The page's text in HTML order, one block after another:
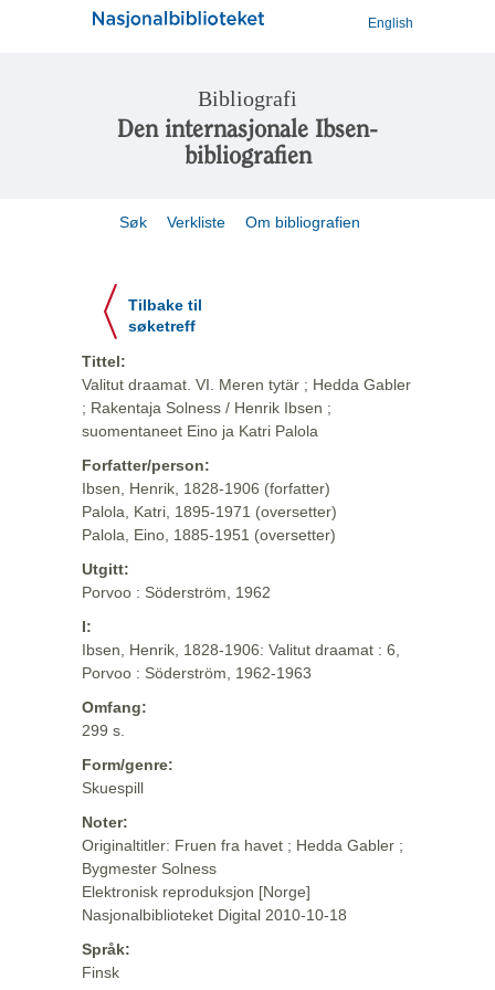
English
Bibliografi
Den internasjonale Ibsen-
bibliografien
Søk Verkliste Om bibliografien
Tilbake til
søketreff
Tittel:
Valitut draamat. VI. Meren tytär ; Hedda Gabler
; Rakentaja Solness / Henrik Ibsen ;
suomentaneet Eino ja Katri Palola
Forfatter/person:
Ibsen, Henrik, 1828-1906 (forfatter)
Palola, Katri, 1895-1971 (oversetter)
Palola, Eino, 1885-1951 (oversetter)
Utgitt:
Porvoo : Söderström, 1962
I:
Ibsen, Henrik, 1828-1906: Valitut draamat : 6,
Porvoo : Söderström, 1962-1963
Omfang:
299 s.
Form/genre:
Skuespill
Noter:
Originaltitler: Fruen fra havet ; Hedda Gabler ;
Bygmester Solness
Elektronisk reproduksjon [Norge]
Nasjonalbiblioteket Digital 2010-10-18
Språk:
Finsk